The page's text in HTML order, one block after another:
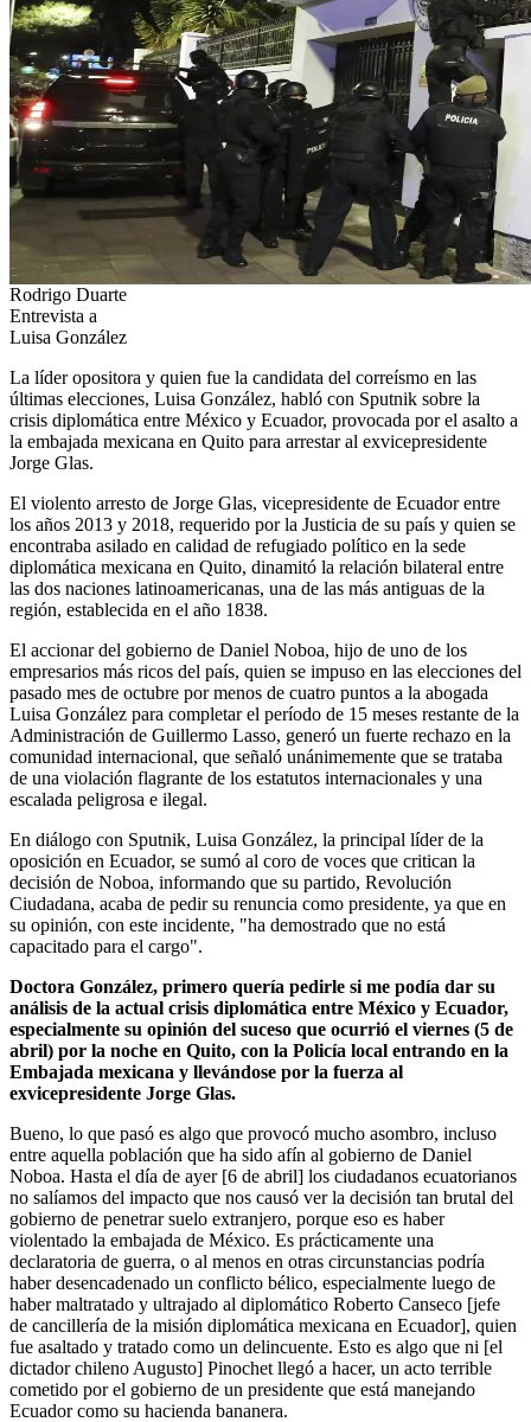
Rodrigo Duarte
Entrevista a
Luisa González
La líder opositora y quien fue la candidata del correísmo en las
últimas elecciones, Luisa González, habló con Sputnik sobre la
crisis diplomática entre México y Ecuador, provocada por el asalto a
la embajada mexicana en Quito para arrestar al exvicepresidente
Jorge Glas.
El violento arresto de Jorge Glas, vicepresidente de Ecuador entre
los años 2013 y 2018, requerido por la Justicia de su país y quien se
encontraba asilado en calidad de refugiado político en la sede
diplomática mexicana en Quito, dinamitó la relación bilateral entre
las dos naciones latinoamericanas, una de las más antiguas de la
región, establecida en el año 1838.
El accionar del gobierno de Daniel Noboa, hijo de uno de los
empresarios más ricos del país, quien se impuso en las elecciones del
pasado mes de octubre por menos de cuatro puntos a la abogada
Luisa González para completar el período de 15 meses restante de la
Administración de Guillermo Lasso, generó un fuerte rechazo en la
comunidad internacional, que señaló unánimemente que se trataba
de una violación flagrante de los estatutos internacionales y una
escalada peligrosa e ilegal.
En diálogo con Sputnik, Luisa González, la principal líder de la
oposición en Ecuador, se sumó al coro de voces que critican la
decisión de Noboa, informando que su partido, Revolución
Ciudadana, acaba de pedir su renuncia como presidente, ya que en
su opinión, con este incidente, "ha demostrado que no está
capacitado para el cargo".
Doctora González, primero quería pedirle si me podía dar su
análisis de la actual crisis diplomática entre México y Ecuador,
especialmente su opinión del suceso que ocurrió el viernes (5 de
abril) por la noche en Quito, con la Policía local entrando en la
Embajada mexicana y llevándose por la fuerza al
exvicepresidente Jorge Glas.
Bueno, lo que pasó es algo que provocó mucho asombro, incluso
entre aquella población que ha sido afín al gobierno de Daniel
Noboa. Hasta el día de ayer [6 de abril] los ciudadanos ecuatorianos
no salíamos del impacto que nos causó ver la decisión tan brutal del
gobierno de penetrar suelo extranjero, porque eso es haber
violentado la embajada de México. Es prácticamente una
declaratoria de guerra, o al menos en otras circunstancias podría
haber desencadenado un conflicto bélico, especialmente luego de
haber maltratado y ultrajado al diplomático Roberto Canseco [jefe
de cancillería de la misión diplomática mexicana en Ecuador], quien
fue asaltado y tratado como un delincuente. Esto es algo que ni [el
dictador chileno Augusto] Pinochet llegó a hacer, un acto terrible
cometido por el gobierno de un presidente que está manejando
Ecuador como su hacienda bananera.